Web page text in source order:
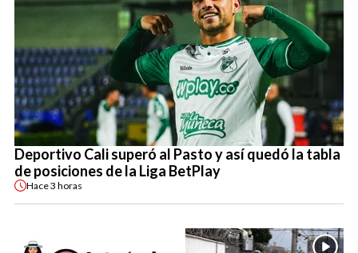
Deportivo Cali superó al Pasto y así quedó la tabla
de posiciones de la Liga BetPlay
Hace3 horas